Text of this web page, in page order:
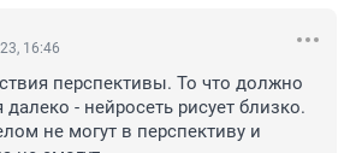
16:46
перспективы. То что должно
далеко - нейросеть рисует близко.
не могут в перспективу и